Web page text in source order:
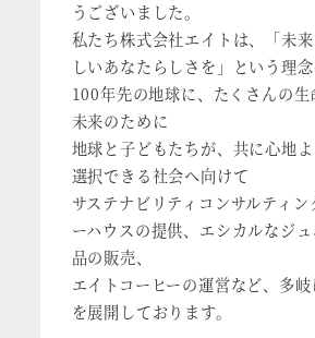
うございました。
私たち株式会社エイトは、「未
しいあなたらしさを」という理念
100年先の地球に、たくさんの生
未来のために
地球と子どもたちが、共に心地
選択できる社会へ向けて
サステナビリティコンサルティン
ーハウスの提供、エシカルなジ
品の販売、
エイトコーヒーの運営など、多
を展開しております。